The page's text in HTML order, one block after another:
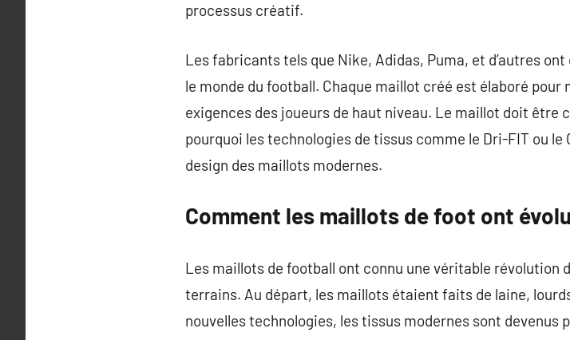
processus créatif.
Les fabricants tels que Nike, Adidas, Puma, et d’autres
le monde du football. Chaque maillot créé est élaboré
exigences des joueurs de haut niveau. Le maillot doit être
pourquoi les technologies de tissus comme le Dri-FIT ou
design des maillots modernes.
Comment les maillots de foot ont
Les maillots de football ont connu une véritable révolution
terrains. Au départ, les maillots étaient faits de laine,
nouvelles technologies, les tissus modernes sont devenus